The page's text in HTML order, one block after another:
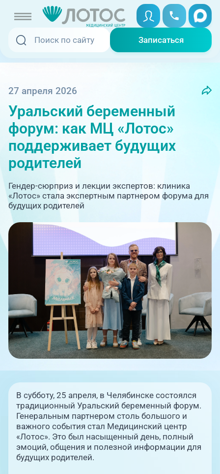
Записаться
Записаться
Специалисты
Акции
Отзывы
Адреса клиник
О клинике
Блог врачей
Новости
Пациентам
PreventAGE
+7 (351) 220-00-03
Записаться онлайн
Вызвать скорую
Медицина на дому
Телемедицина
+7 (351) 220-00-03
Единая справочная служба,
запись на прием
+7 (351) 220-03-03
Центр амбулаторной
онкологической помощи
+7 (7142) 927-003
Справочный телефон для
жителей Казахстана
27 апреля 2026
Уральский беременный
форум: как МЦ «Лотос»
поддерживает будущих
родителей
Гендер-сюрприз и лекции экспертов: клиника
«Лотос» стала экспертным партнером форума для
будущих родителей
В субботу, 25 апреля, в Челябинске состоялся
традиционный Уральский беременный форум.
Генеральным партнером столь большого и
важного события стал Медицинский центр
«Лотос». Это был насыщенный день, полный
эмоций, общения и полезной информации для
будущих родителей.